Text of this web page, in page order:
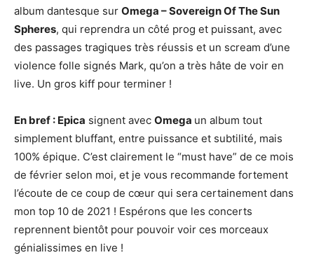
album dantesque sur Omega – Sovereign Of The Sun
Spheres, qui reprendra un côté prog et puissant, avec
des passages tragiques très réussis et un scream d’une
violence folle signés Mark, qu’on a très hâte de voir en
live. Un gros kiff pour terminer !
En bref : Epica signent avec Omega un album tout
simplement bluffant, entre puissance et subtilité, mais
100% épique. C’est clairement le “must have” de ce mois
de février selon moi, et je vous recommande fortement
l’écoute de ce coup de cœur qui sera certainement dans
mon top 10 de 2021 ! Espérons que les concerts
reprennent bientôt pour pouvoir voir ces morceaux
génialissimes en live !